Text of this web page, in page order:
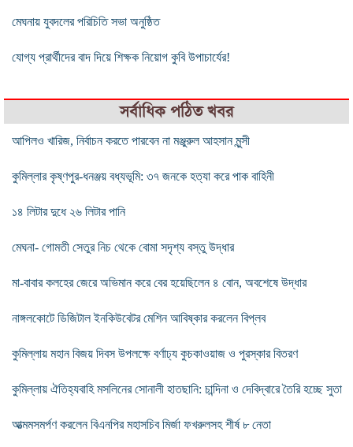
মেঘনায় যুবদলের পরিচিতি সভা অনুষ্ঠিত
যোগ্য প্রার্থীদের বাদ দিয়ে শিক্ষক নিয়োগ কুবি উপাচার্যের!
সর্বাধিক পঠিত খবর
আপিলও খারিজ, নির্বাচন করতে পারবেন না মঞ্জুরুল আহসান মুন্সী
কুমিল্লার কৃষ্ণপুর-ধনঞ্জয় বধ্যভূমি: ৩৭ জনকে হত্যা করে পাক বাহিনী
১৪ লিটার দুধে ২৬ লিটার পানি
মেঘনা- গোমতী সেতুর নিচ থেকে বোমা সদৃশ্য বস্তু উদ্ধার
মা-বাবার কলহের জেরে অভিমান করে বের হয়েছিলেন ৪ বোন, অবশেষে উদ্ধার
নাঙ্গলকোটে ডিজিটাল ইনকিউবেটর মেশিন আবিষ্কার করলেন বিপ্লব
কুমিল্লায় মহান বিজয় দিবস উপলক্ষে বর্ণাঢ্য কুচকাওয়াজ ও পুরস্কার বিতরণ
কুমিল্লায় ঐতিহ্যবাহি মসলিনের সোনালী হাতছানি: চান্দিনা ও দেবিদ্বারে তৈরি হচ্ছে সুতা
আত্মমসমর্পণ করলেন বিএনপির মহাসচিব মির্জা ফখরুলসহ শীর্ষ ৮ নেতা